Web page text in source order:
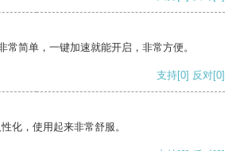
常简单，一键加速就能开启，非常方便。
支持[0] 反对[0]
化，使用起来非常舒服。